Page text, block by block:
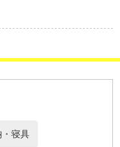
寝具